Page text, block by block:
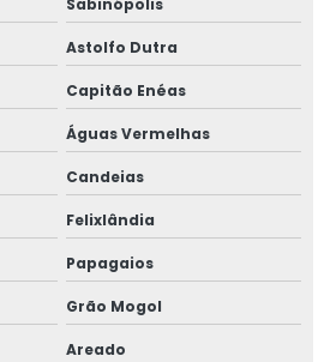
ergonomia
de afastados
de ergonomia
de comitê
de formação de comitês
Sabinópolis
Astolfo Dutra
Capitão Enéas
Águas Vermelhas
Candeias
Felixlândia
Papagaios
Grão Mogol
Areado